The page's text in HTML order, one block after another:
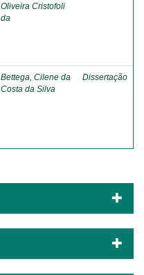
Oliveira Cristofoli
da
Bettega, Cilene da
Costa da Silva
Dissertação